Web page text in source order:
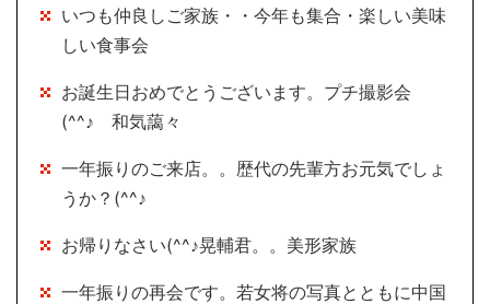
いつも仲良しご家族・・今年も集合・楽しい美味
しい食事会
お誕生日おめでとうございます。プチ撮影会
(^^♪ 和気藹々
一年振りのご来店。。歴代の先輩方お元気でしょ
うか？(^^♪
お帰りなさい(^^♪晃輔君。。美形家族
一年振りの再会です。若女将の写真とともに中国